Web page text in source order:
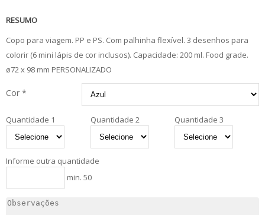
RESUMO
Copo para viagem. PP e PS. Com palhinha flexível. 3 desenhos para
colorir (6 mini lápis de cor inclusos). Capacidade: 200 ml. Food grade.
ø72 x 98 mm PERSONALIZADO
Cor *
Quantidade 1 Quantidade 2 Quantidade 3
Informe outra quantidade
min. 50